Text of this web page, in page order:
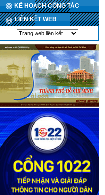
KẾ HOẠCH CÔNG TÁC
LIÊN KẾT WEB